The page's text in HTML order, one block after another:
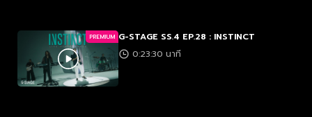
PREMIUM G-STAGE SS.4 EP.28 : INSTINCT
0:23:30 นาที